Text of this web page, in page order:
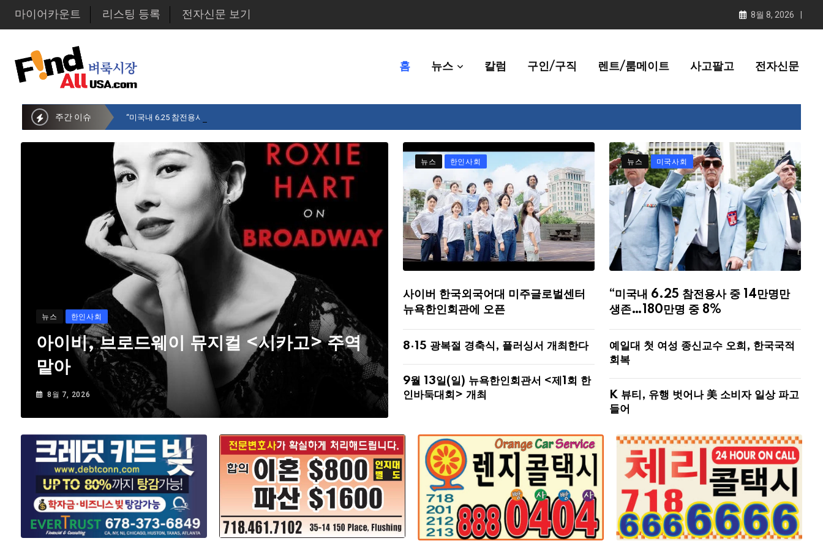
마이어카운트 리스팅 등록 전자신문 보기 8월 8, 2026
홈 뉴스 칼럼 구인/구직 렌트/룸메이트 사고팔고 전자신문
주간 이슈 “미국내 6.25 참전용사 중 14만명만 생존…180만명 중 8% 수준
뉴스 한인사회
아이비, 브로드웨이 뮤지컬 <시카고> 주역
맡아
8월 7, 2026
뉴스 한인사회
사이버 한국외국어대 미주글로벌센터
뉴욕한인회관에 오픈
8·15 광복절 경축식, 플러싱서 개최한다
9월 13일(일) 뉴욕한인회관서 <제1회 한
인바둑대회> 개최
뉴스 미국사회
“미국내 6.25 참전용사 중 14만명만
생존…180만명 중 8%
예일대 첫 여성 종신교수 오희, 한국국적
회복
K 뷰티, 유행 벗어나 美 소비자 일상 파고
들어